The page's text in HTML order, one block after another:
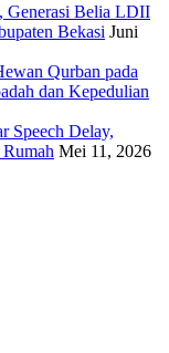
Generasi Belia LDII
Bekasi Juni
Qurban pada
dan Kepedulian
Speech Delay,
Mei 11, 2026